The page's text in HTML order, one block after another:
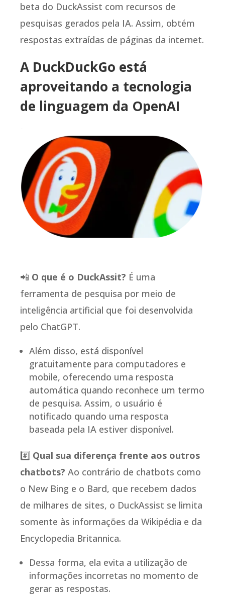
beta do DuckAssist com recursos de
pesquisas gerados pela IA. Assim, obtém
respostas extraídas de páginas da internet.
A DuckDuckGo está
aproveitando a tecnologia
de linguagem da OpenAI
📲 O que é o DuckAssit? É uma
ferramenta de pesquisa por meio de
inteligência artificial que foi desenvolvida
pelo ChatGPT.
Além disso, está disponível
gratuitamente para computadores e
mobile, oferecendo uma resposta
automática quando reconhece um termo
de pesquisa. Assim, o usuário é
notificado quando uma resposta
baseada pela IA estiver disponível.
#️⃣ Qual sua diferença frente aos outros
chatbots? Ao contrário de chatbots como
o New Bing e o Bard, que recebem dados
de milhares de sites, o DuckAssist se limita
somente às informações da Wikipédia e da
Encyclopedia Britannica.
Dessa forma, ela evita a utilização de
informações incorretas no momento de
gerar as respostas.